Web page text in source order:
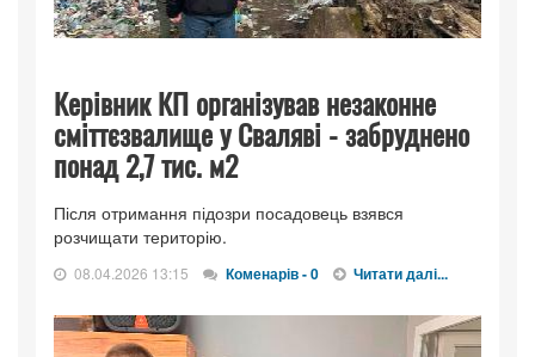
Керівник КП організував незаконне
сміттєзвалище у Сваляві - забруднено
понад 2,7 тис. м2
Після отримання підозри посадовець взявся
розчищати територію.
08.04.2026 13:15 Коменарів - 0 Читати далі...